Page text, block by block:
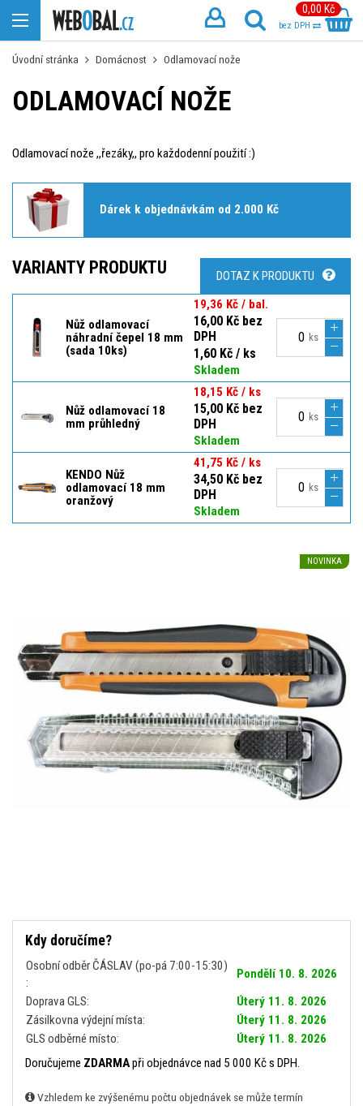
0,00 Kč
bez DPH
Úvodní stránka Domácnost Odlamovací nože
NOVINKA
Kdy doručíme?
Osobní odběr ČÁSLAV (po-pá 7:00-15:30)
:
Pondělí 10. 8. 2026
Doprava GLS:
Úterý 11. 8. 2026
Zásilkovna výdejní místa:
Úterý 11. 8. 2026
GLS odběrné místo:
Úterý 11. 8. 2026
Doručujeme ZDARMApři objednávce nad 5 000 Kč s DPH.
Vzhledem ke zvýšenému počtu objednávek se může termín
ODLAMOVACÍ NOŽE
Odlamovací nože ,,řezáky,, pro každodenní použití :)
Dárek k objednávkám od 2.000 Kč
VARIANTY PRODUKTU DOTAZ K PRODUKTU
Nůž odlamovací
náhradní čepel 18 mm
(sada 10ks)
19,36 Kč / bal.
16,00 Kč bez
DPH
1,60 Kč / ks
Skladem
ks
Nůž odlamovací 18
mm průhledný
18,15 Kč / ks
15,00 Kč bez
DPH
Skladem
ks
KENDO Nůž
odlamovací 18 mm
oranžový
41,75 Kč / ks
34,50 Kč bez
DPH
Skladem
ks